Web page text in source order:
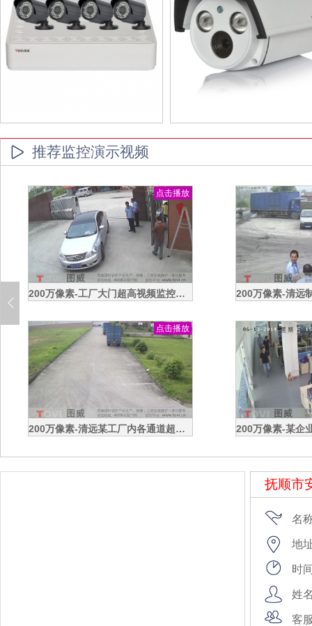
推荐监控演示视频
点击播放
200万像素-工厂大门超高视频监控效果录像演示
点击播放
200万像素-清远某工厂内各通道超高清视频监控效果录像演示
抚顺市
名
地
时
姓
客